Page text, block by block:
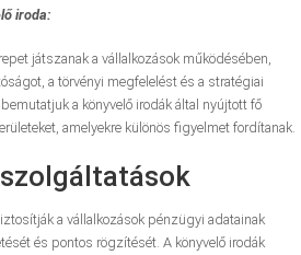
iroda:
játszanak a vállalkozások működésében,
a törvényi megfelelést és a stratégiai
a könyvelő irodák által nyújtott fő
amelyekre különös figyelmet fordítanak.
a vállalkozások pénzügyi adatainak
és pontos rögzítését. A könyvelő irodák